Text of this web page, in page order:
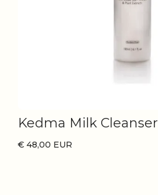
Kedma Milk Cleanser
€ 48,00 EUR